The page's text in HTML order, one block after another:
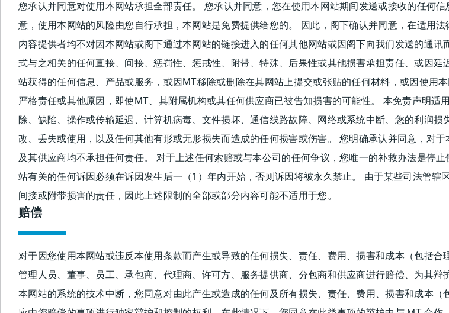
您承认并同意对使用本网站承担全部责任。 您承认并同意，您在使用本网站期间发送或接收的任何
意，使用本网站的风险由您自行承担，本网站是免费提供给您的。 因此，阁下确认并同意，在适用
内容提供者均不对因本网站或阁下通过本网站的链接进入的任何其他网站或因阁下向我们发送的通
式与之相关的任何直接、间接、惩罚性、惩戒性、附带、特殊、后果性或其他损害承担责任、或因
站获得的任何信息、产品或服务，或因MT移除或删除在其网站上提交或张贴的任何材料，或因使用
严格责任或其他原因，即使MT、其附属机构或其任何供应商已被告知损害的可能性。 本免责声明适
除、缺陷、操作或传输延迟、计算机病毒、文件损坏、通信线路故障、网络或系统中断、您的利润
改、丢失或使用，以及任何其他有形或无形损失而造成的任何损害或伤害。 您明确承认并同意，对
及其供应商均不承担任何责任。 对于上述任何索赔或与本公司的任何争议，您唯一的补救办法是停
站有关的任何诉因必须在诉因发生后一（1）年内开始，否则诉因将被永久禁止。 由于某些司法管辖
间接或附带损害的责任，因此上述限制的全部或部分内容可能不适用于您。
赔偿
对于因您使用本网站或违反本使用条款而产生或导致的任何损失、责任、费用、损害和成本（包括
管理人员、董事、员工、承包商、代理商、许可方、服务提供商、分包商和供应商进行赔偿、为其
本网站的系统的技术中断，您同意对由此产生或造成的任何及所有损失、责任、费用、损害和成本